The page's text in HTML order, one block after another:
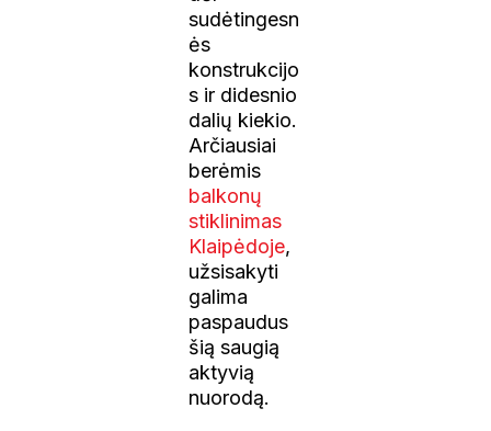
sudėtingesn
ės
konstrukcijo
s ir didesnio
dalių kiekio.
Arčiausiai
berėmis
balkonų
stiklinimas
Klaipėdoje,
užsisakyti
galima
paspaudus
šią saugią
aktyvią
nuorodą.